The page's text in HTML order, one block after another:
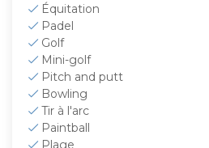
Équitation
Padel
Golf
Mini-golf
Pitch and putt
Bowling
Tir à l'arc
Paintball
Plage